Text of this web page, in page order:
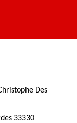
Des
33330